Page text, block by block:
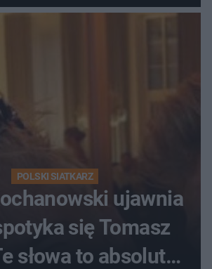
POLSKI SIATKARZ
ujawnia
się Tomasz
słowa to absolutny